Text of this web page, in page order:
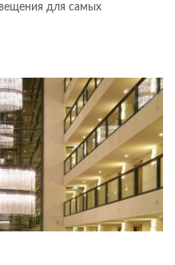
для самых